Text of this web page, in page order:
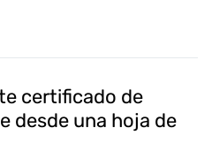
certificado de
desde una hoja de